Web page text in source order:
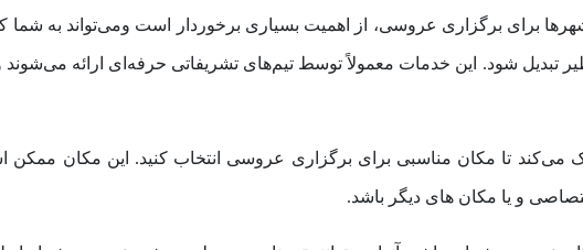
شهرها برای برگزاری عروسی، از اهمیت بسیاری برخوردار است ومی‌تواند به شما
تبدیل شود. این خدمات معمولاً توسط تیم‌های تشریفاتی حرفه‌ای ارائه
می‌کند تا مکان مناسبی برای برگزاری عروسی انتخاب کنید. این مکان
و یا مکان های دیگر باشد.